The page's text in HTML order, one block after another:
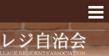
なぐために « 柏ビ